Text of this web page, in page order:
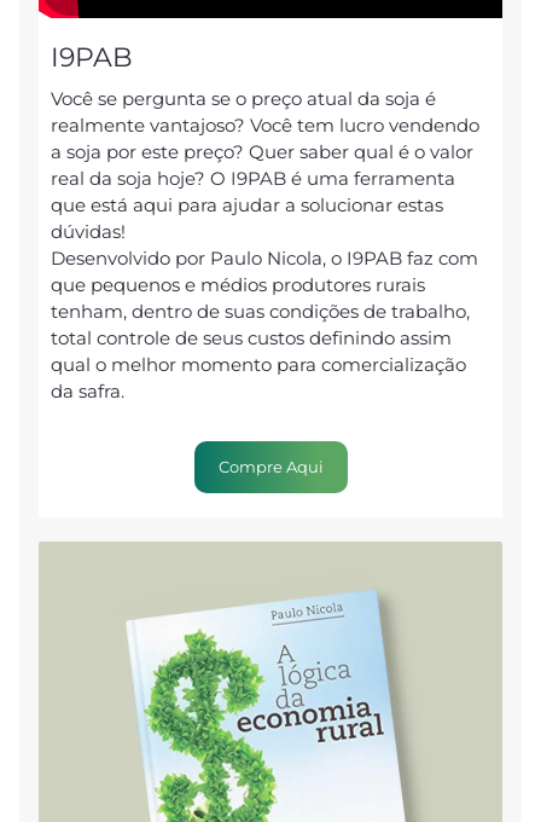
I9PAB
Você se pergunta se o preço atual da soja é
realmente vantajoso? Você tem lucro vendendo
a soja por este preço? Quer saber qual é o valor
real da soja hoje? O I9PAB é uma ferramenta
que está aqui para ajudar a solucionar estas
dúvidas!
Desenvolvido por Paulo Nicola, o I9PAB faz com
que pequenos e médios produtores rurais
tenham, dentro de suas condições de trabalho,
total controle de seus custos definindo assim
qual o melhor momento para comercialização
da safra.
Compre Aqui